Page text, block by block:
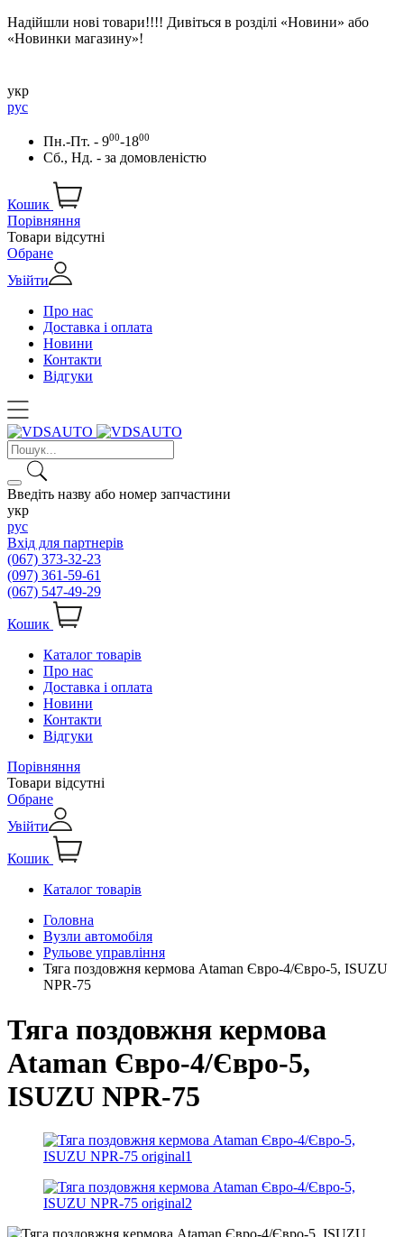
Надійшли нові товари!!!! Дивіться в розділі «Новини» або
«Новинки магазину»!
укр
рус
Пн.-Пт. - 900-1800
Сб., Нд. - за домовленістю
Кошик
Порівняння
Товари відсутні
Обране
Увійти
Про нас
Доставка і оплата
Новини
Контакти
Відгуки
Введіть назву або номер запчастини
укр
рус
Вхід для партнерів
(067) 373-32-23
(097) 361-59-61
(067) 547-49-29
Кошик
Каталог товарів
Про нас
Доставка і оплата
Новини
Контакти
Відгуки
Порівняння
Товари відсутні
Обране
Увійти
Кошик
Каталог товарів
Головна
Вузли автомобіля
Рульове управління
Тяга поздовжня кермова Ataman Євро-4/Євро-5, ISUZU
NPR-75
Тяга поздовжня кермова
Ataman Євро-4/Євро-5,
ISUZU NPR-75